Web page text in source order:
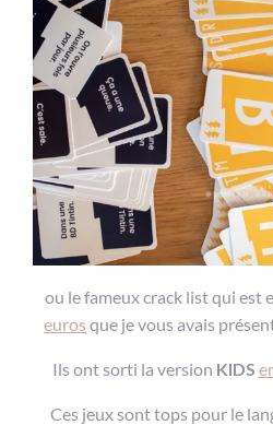
ou le fameux crack list qui est
euros que je vous avais
Ils ont sorti la version KIDS
Ces jeux sont tops pour le